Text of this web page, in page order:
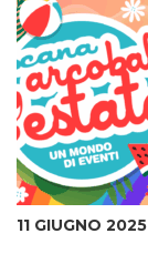
11 GIUGNO 2025